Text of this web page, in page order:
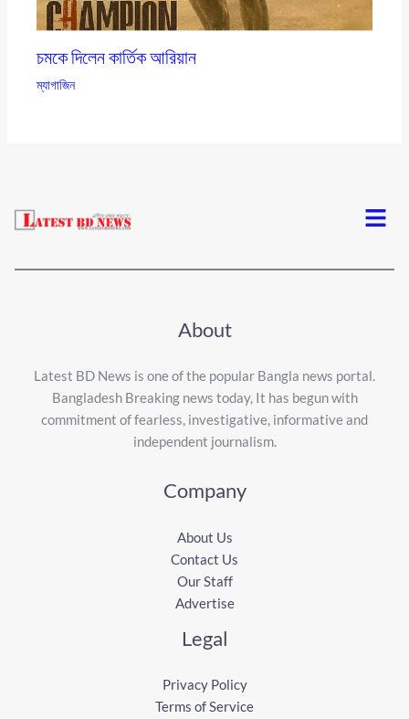
চমকে দিলেন কার্তিক আরিয়ান
ম্যাগাজিন
Menu
About
Latest BD News is one of the popular Bangla news portal.
Bangladesh Breaking news today, It has begun with
commitment of fearless, investigative, informative and
independent journalism.
Company
About Us
Contact Us
Our Staff
Advertise
Legal
Privacy Policy
Terms of Service